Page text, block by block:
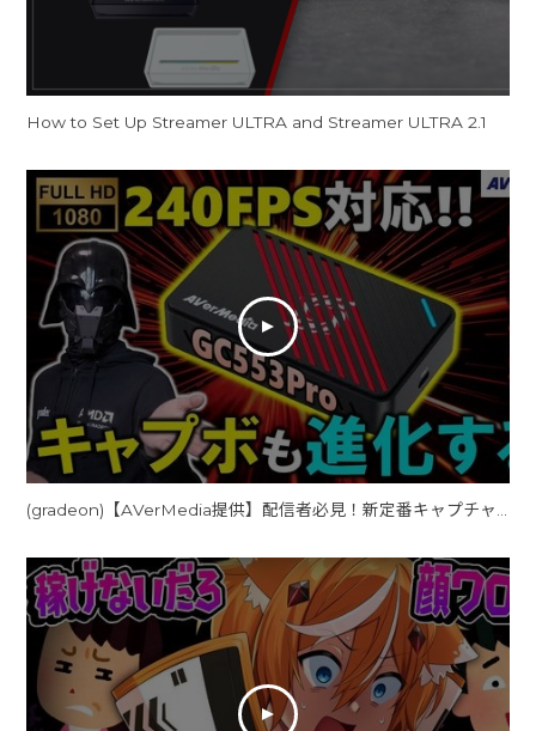
How to Set Up Streamer ULTRA and Streamer ULTRA 2.1